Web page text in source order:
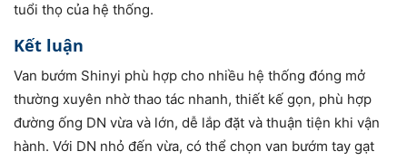
tuổi thọ của hệ thống.
Kết luận
Van bướm Shinyi phù hợp cho nhiều hệ thống đóng mở
thường xuyên nhờ thao tác nhanh, thiết kế gọn, phù hợp
đường ống DN vừa và lớn, dễ lắp đặt và thuận tiện khi vận
hành. Với DN nhỏ đến vừa, có thể chọn van bướm tay gạt